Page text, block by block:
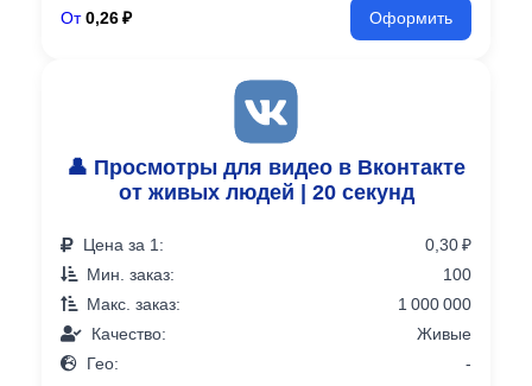
От 0,26 ₽ Оформить
👤 Просмотры для видео в Вконтакте
от живых людей | 20 секунд
Цена за 1:
0,30 ₽
Мин. заказ:
100
Макс. заказ:
1 000 000
Качество:
Живые
Гео:
-